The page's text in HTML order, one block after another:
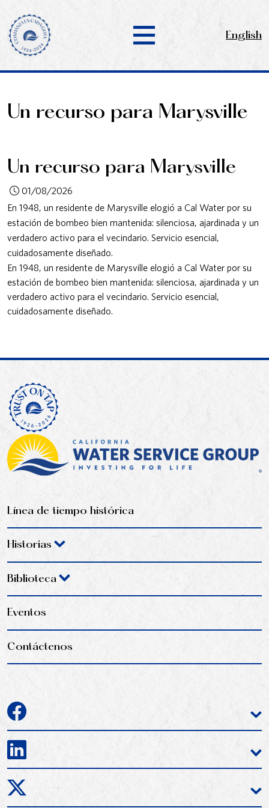
English
Un recurso para Marysville
Un recurso para Marysville
01/08/2026
En 1948, un residente de Marysville elogió a Cal Water por su
estación de bombeo bien mantenida: silenciosa, ajardinada y un
verdadero activo para el vecindario. Servicio esencial,
cuidadosamente diseñado.
En 1948, un residente de Marysville elogió a Cal Water por su
estación de bombeo bien mantenida: silenciosa, ajardinada y un
verdadero activo para el vecindario. Servicio esencial,
cuidadosamente diseñado.
Línea de tiempo histórica
Historias
Biblioteca
Eventos
Contáctenos